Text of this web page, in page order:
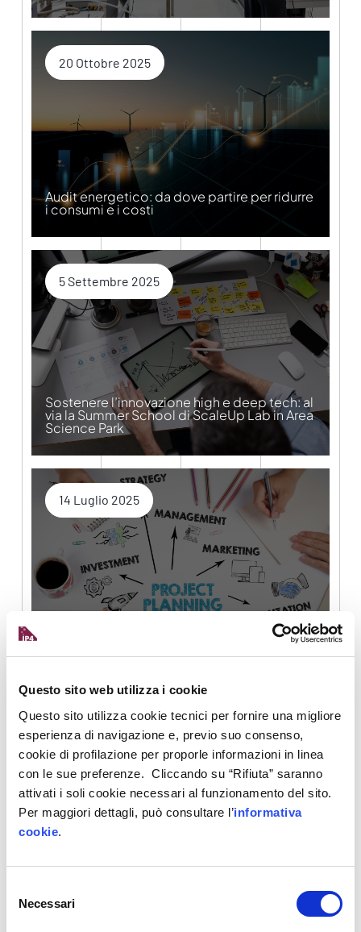
Questo sito web utilizza i cookie
Questo sito utilizza cookie tecnici per fornire una migliore
esperienza di navigazione e, previo suo consenso,
cookie di profilazione per proporle informazioni in linea
con le sue preferenze. Cliccando su “Rifiuta” saranno
attivati i soli cookie necessari al funzionamento del sito.
Per maggiori dettagli, può consultare l’informativa
cookie.
delNecessari
20 Ottobre 2025
Audit energetico: da dove partire per ridurre
i consumi e i costi
5 Settembre 2025
Sostenere l’innovazione high e deep tech: al
via la Summer School di ScaleUp Lab in Area
Science Park
14 Luglio 2025
Dall’idea al progetto finanziato: il supporto
16 Giugno 2025
calcolo ad alte prestazioni